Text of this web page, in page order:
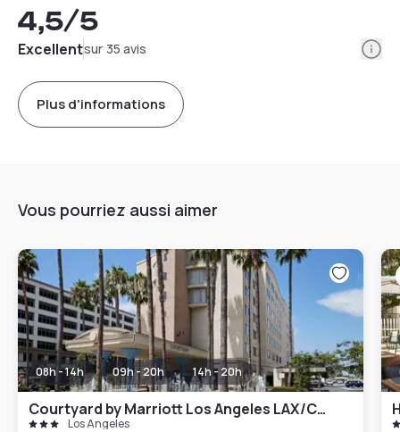
4,5/5
Excellentsur 35 avis
Plus d'informations
Vous pourriez aussi aimer
08h - 14h 09h - 20h 14h - 20h
Courtyard by Marriott Los Angeles LAX/Century Boulevard
Los Angeles